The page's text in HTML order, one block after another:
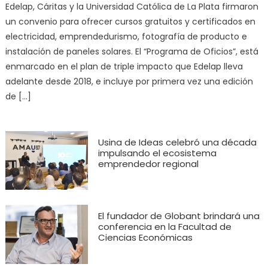
Edelap, Cáritas y la Universidad Católica de La Plata firmaron
un convenio para ofrecer cursos gratuitos y certificados en
electricidad, emprendedurismo, fotografía de producto e
instalación de paneles solares. El “Programa de Oficios”, está
enmarcado en el plan de triple impacto que Edelap lleva
adelante desde 2018, e incluye por primera vez una edición
de […]
Usina de Ideas celebró una década
impulsando el ecosistema
emprendedor regional
El fundador de Globant brindará una
conferencia en la Facultad de
Ciencias Económicas